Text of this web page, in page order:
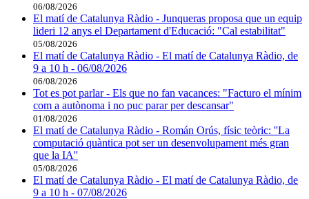
06/08/2026
El matí de Catalunya Ràdio - Junqueras proposa que un equip
lideri 12 anys el Departament d'Educació: "Cal estabilitat"
05/08/2026
El matí de Catalunya Ràdio - El matí de Catalunya Ràdio, de
9 a 10 h - 06/08/2026
06/08/2026
Tot es pot parlar - Els que no fan vacances: "Facturo el mínim
com a autònoma i no puc parar per descansar"
01/08/2026
El matí de Catalunya Ràdio - Román Orús, físic teòric: ''La
computació quàntica pot ser un desenvolupament més gran
que la IA''
05/08/2026
El matí de Catalunya Ràdio - El matí de Catalunya Ràdio, de
9 a 10 h - 07/08/2026